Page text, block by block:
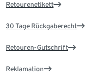
Retourenetikett
30 Tage Rückgaberecht
Retouren-Gutschrift
Reklamation